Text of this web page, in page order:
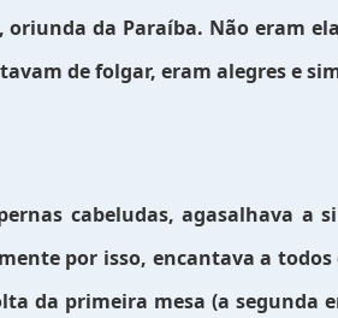
da Paraíba. Não eram
de folgar, eram alegres e
cabeludas, agasalhava a
por isso, encantava a todos
da primeira mesa (a segunda